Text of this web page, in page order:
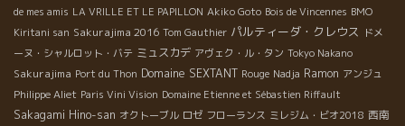
de mes amis LA VRILLE ET LE PAPILLON Akiko Goto Bois de Vincennes BMO
Kiritani san Sakurajima 2016 Tom Gauthier パルティーダ・クレウス ドメ
ーヌ・シャルロット・バテ ミュスカデ アヴェク・ル・タン Tokyo Nakano
Sakurajima Port du Thon Domaine SEXTANT Rouge Nadja Ramon アンジュ
Philippe Aliet Paris Vini Vision Domaine Etienne et Sébastien Riffault
Sakagami Hino-san オクトーブル ロゼ フローランス ミレジム・ビオ2018 西南